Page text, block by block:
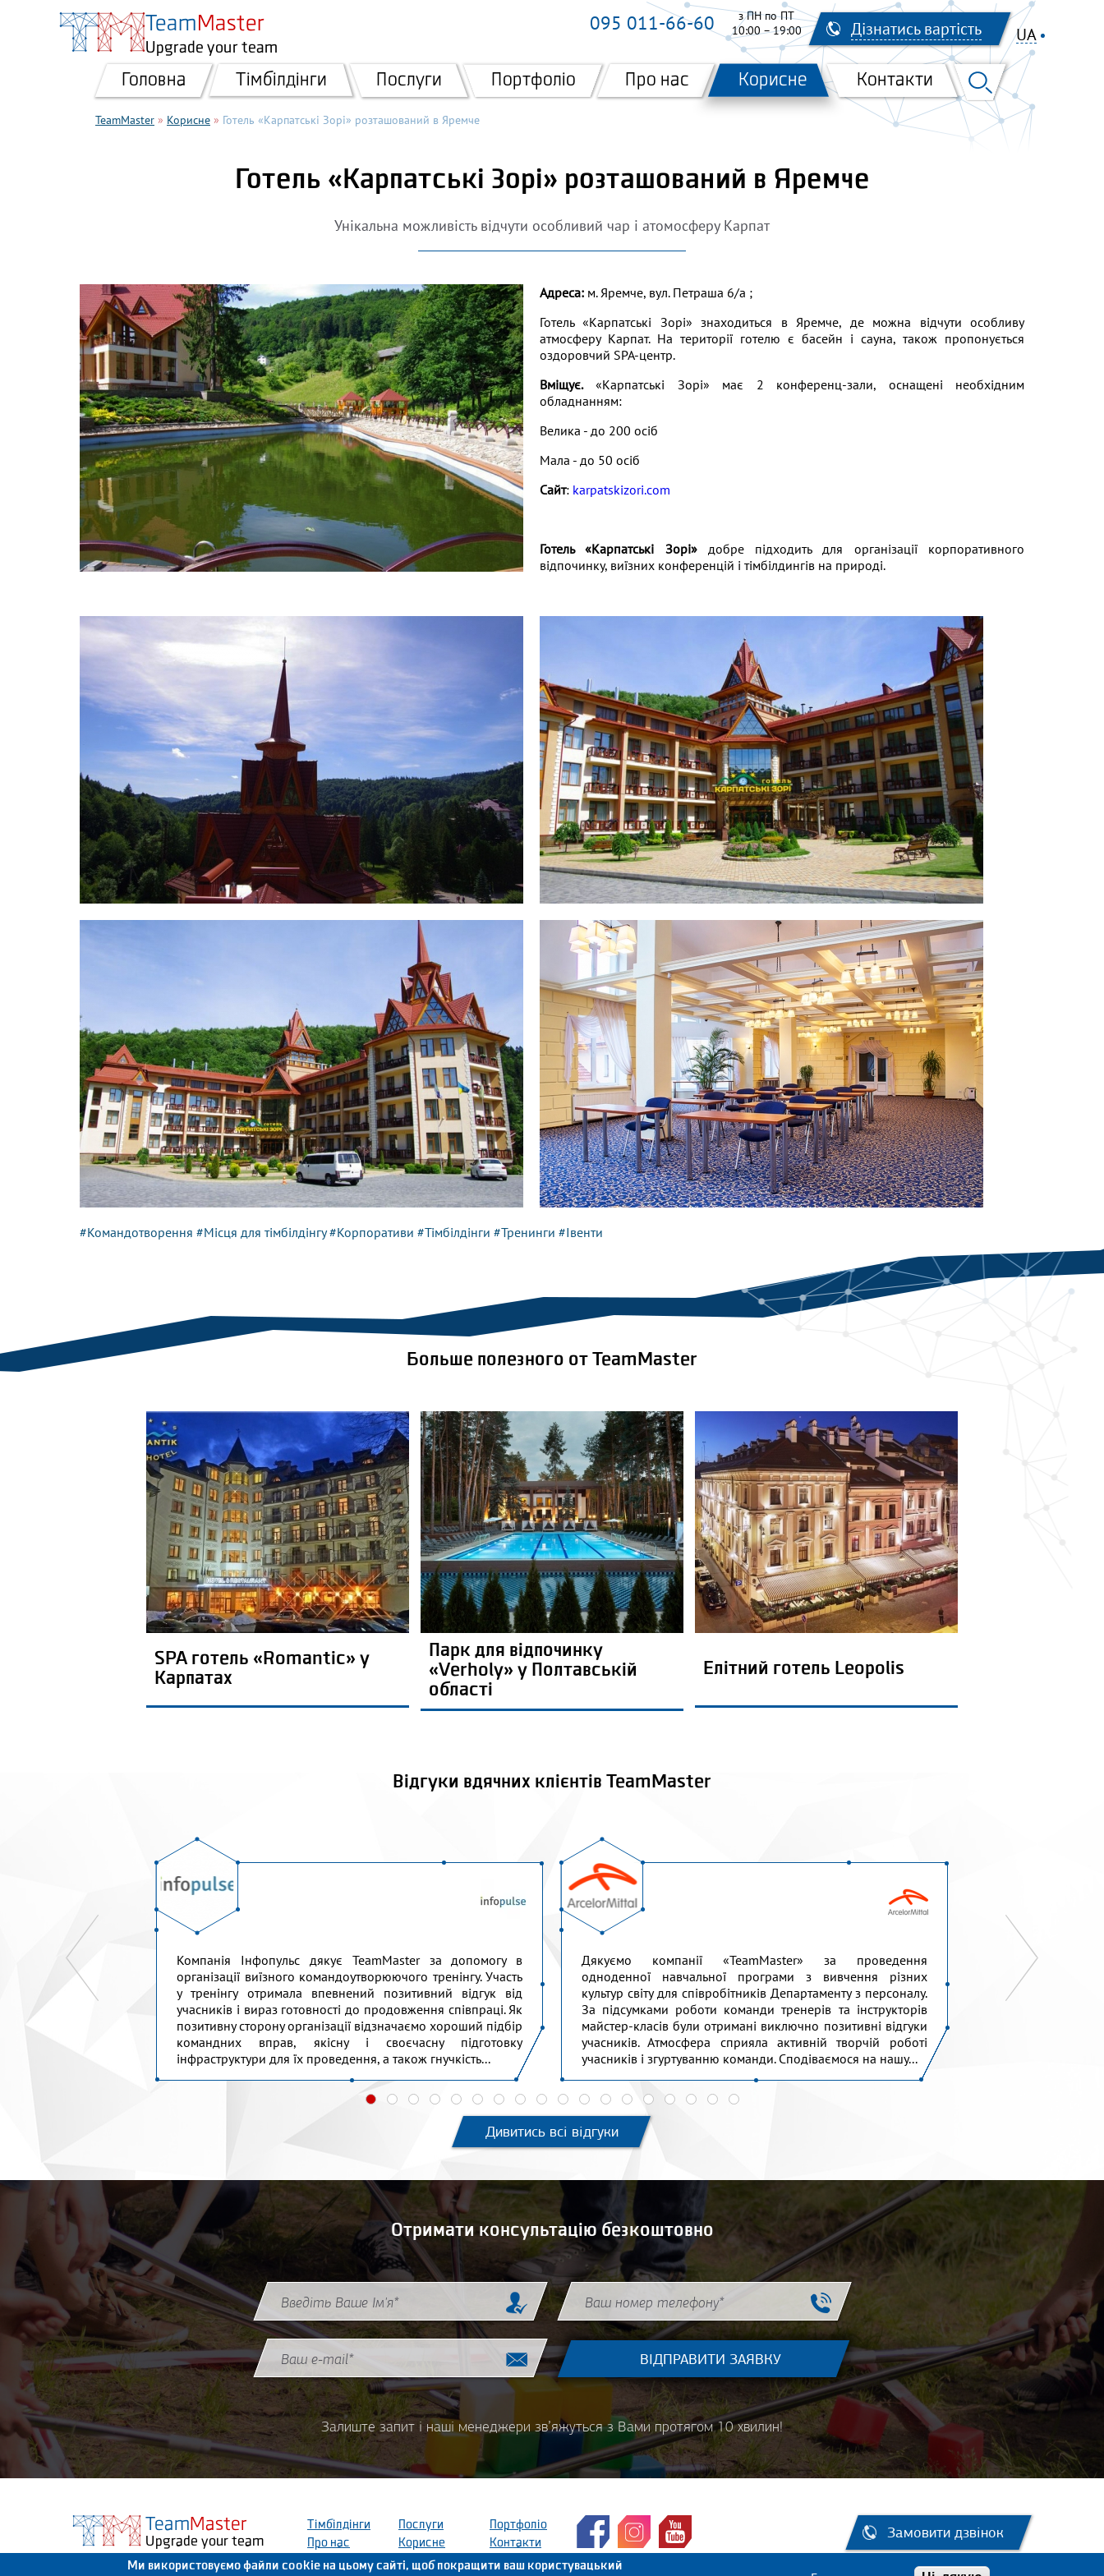
Перейти до основного вмісту
TeamMaster
Upgrade your team
EN
RU
UA
Дізнатись вартість
095 011-66-60
з ПН по ПТ
10:00 – 19:00
Головна Тімбілдінги Послуги Портфоліо Про нас Корисне Контакти
TeamMaster » Корисне » Готель «Карпатські Зорі» розташований в Яремче
Готель «Карпатські Зорі» розташований в Яремче
Унікальна можливість відчути особливий чар і атомосферу Карпат
Адреса: м. Яремче, вул. Петраша 6/а ;
Готель «Карпатські Зорі» знаходиться в Яремче, де можна відчути особливу
атмосферу Карпат. На території готелю є басейн і сауна, також пропонується
оздоровчий SPA-центр.
Вміщує.«Карпатські Зорі» має 2 конференц-зали, оснащені необхідним
обладнанням:
Велика - до 200 осіб
Мала - до 50 осіб
Сайт: karpatskizori.com
Готель «Карпатські Зорі»добре підходить для організації корпоративного
відпочинку, виїзних конференцій і тімбілдингів на природі.
#Командотворення #Місця для тімбілдінгу #Корпоративи #Тімбілдінги #Тренинги #Івенти
Больше полезного от TeamMaster
SPA готель «Romantic» у
Карпатах
Парк для відпочинку
«Verholy» у Полтавській
області
Елітний готель Leopolis
Відгуки вдячних клієнтів TeamMaster
одноденний
Команда
тренінгу під
поставилася до
співробітники
Компанія Інфопульс дякує TeamMaster за допомогу в
організації виїзного командоутворюючого тренінгу. Участь
у тренінгу отримала впевнений позитивний відгук від
учасників і вираз готовності до продовження співпраці. Як
позитивну сторону організації відзначаємо хороший підбір
командних вправ, якісну і своєчасну підготовку
інфраструктури для їх проведення, а також гнучкість...
Дякуємо компанії «TeamMaster» за проведення
одноденної навчальної програми з вивчення різних
культур світу для співробітників Департаменту з персоналу.
За підсумками роботи команди тренерів та інструкторів
майстер-класів були отримані виключно позитивні відгуки
учасників. Атмосфера сприяла активній творчій роботі
учасників і згуртуванню команди. Сподіваємося на нашу...
Висловлюємо
проведення
Дивитись всі відгуки
Отримати консультацію безкоштовно
Залиште запит і наші менеджери зв’яжуться з Вами протягом 10 хвилин!
TeamMaster
Upgrade your team
Тімбілдінги Послуги
Портфоліо
Про нас
Корисне Контакти
Замовити дзвінок
095 011-66-60
Ми використовуємо файли cookie на цьому сайті, щоб покращити ваш користувацький